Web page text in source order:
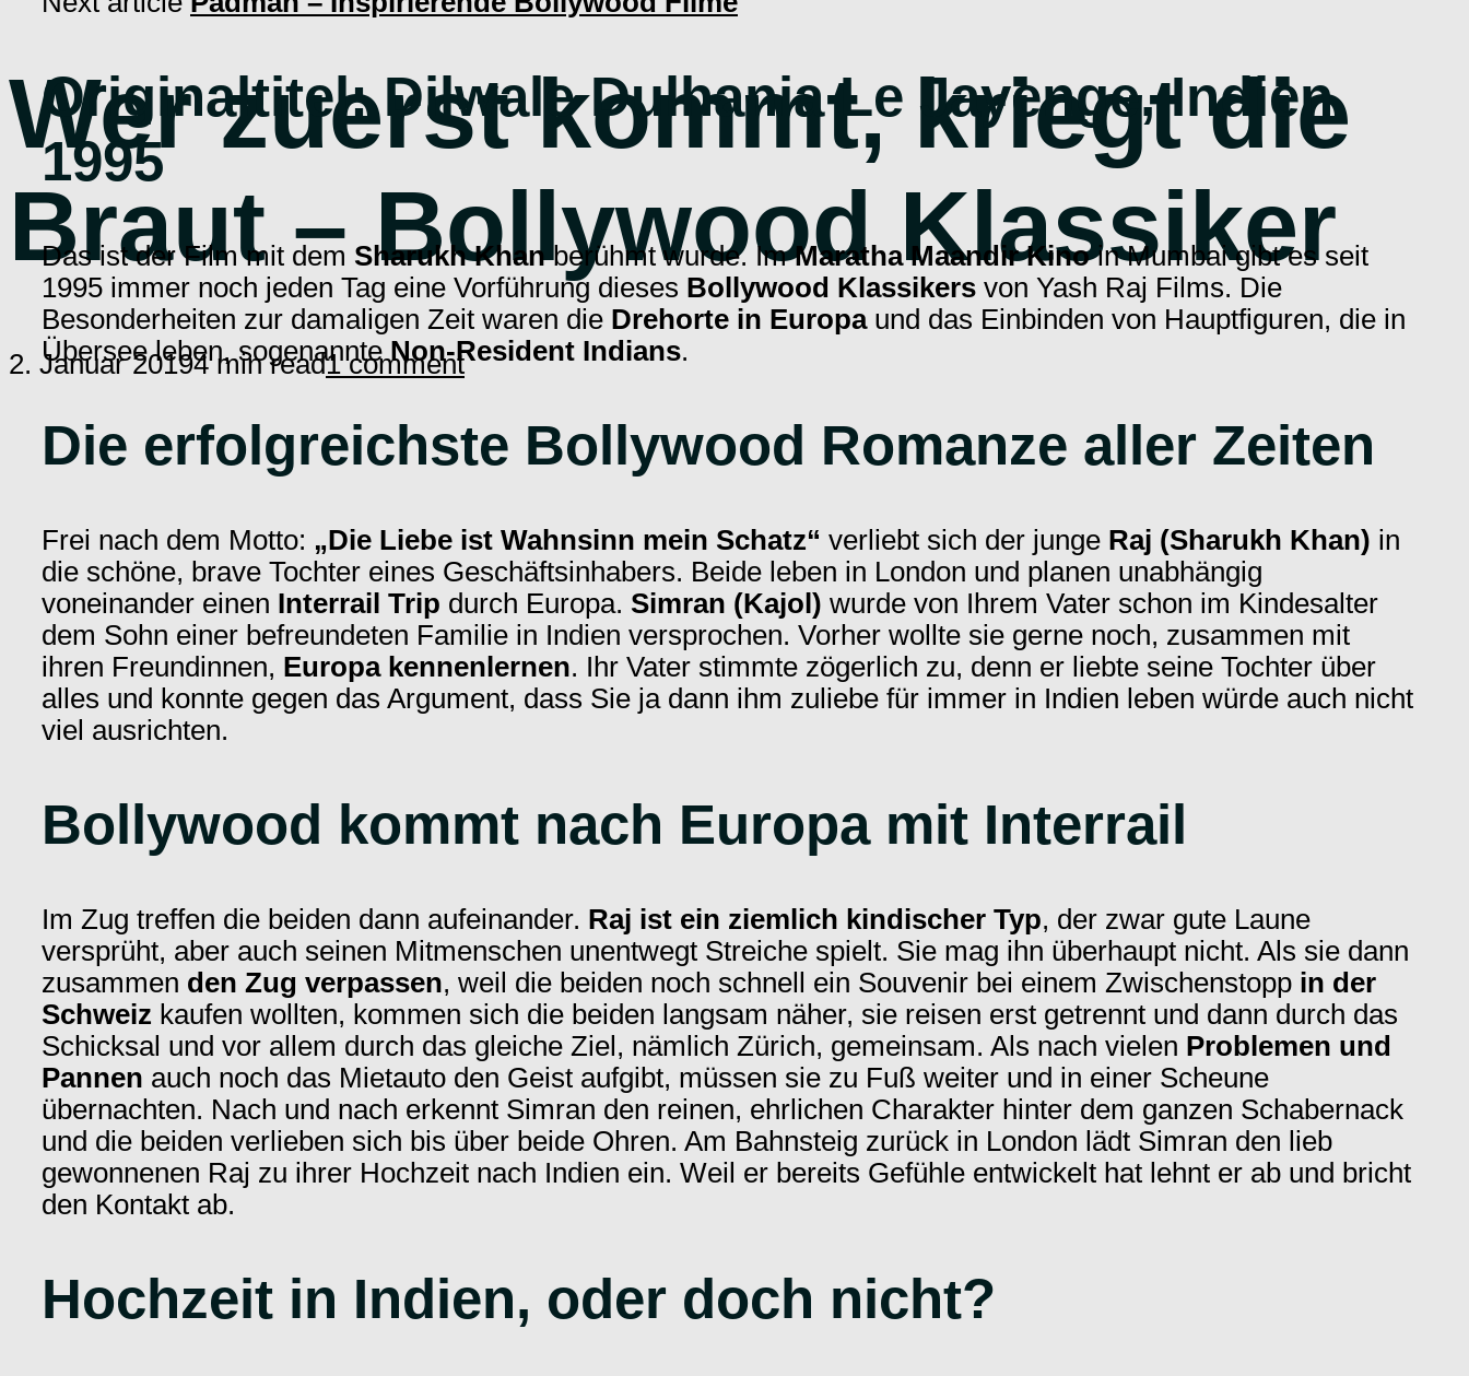
Wer zuerst kommt, kriegt die
Braut – Bollywood Klassiker
2. Januar 20194 min read1 comment
Originaltitel: Dilwale Dulhania Le Jayenge, Indien
1995
Das ist der Film mit dem Sharukh Khanberühmt wurde. ImMaratha Maandir Kinoin Mumbai gibt es seit
1995 immer noch jeden Tag eine Vorführung dieses Bollywood Klassikers von Yash Raj Films. Die
Besonderheiten zur damaligen Zeit waren die Drehorte in Europaund das Einbinden von Hauptfiguren, die in
Übersee leben, sogenannteNon-Resident Indians.
Die erfolgreichste Bollywood Romanze aller Zeiten
Frei nach dem Motto: „Die Liebe ist Wahnsinn mein Schatz“ verliebt sich der junge Raj (Sharukh Khan) in
die schöne, brave Tochter eines Geschäftsinhabers. Beide leben in London und planen unabhängig
voneinander einen Interrail Trip durch Europa. Simran (Kajol) wurde von Ihrem Vater schon im Kindesalter
dem Sohn einer befreundeten Familie in Indien versprochen. Vorher wollte sie gerne noch, zusammen mit
ihren Freundinnen, Europa kennenlernen. Ihr Vater stimmte zögerlich zu, denn er liebte seine Tochter über
alles und konnte gegen das Argument, dass Sie ja dann ihm zuliebe für immer in Indien leben würde auch nicht
viel ausrichten.
Bollywood kommt nach Europa mit Interrail
Im Zug treffen die beiden dann aufeinander. Raj ist ein ziemlich kindischer Typ, der zwar gute Laune
versprüht, aber auch seinen Mitmenschen unentwegt Streiche spielt. Sie mag ihn überhaupt nicht. Als sie dann
zusammen den Zug verpassen, weil die beiden noch schnell ein Souvenir bei einem Zwischenstopp in der
Schweiz kaufen wollten, kommen sich die beiden langsam näher, sie reisen erst getrennt und dann durch das
Schicksal und vor allem durch das gleiche Ziel, nämlich Zürich, gemeinsam. Als nach vielen Problemen und
Pannen auch noch das Mietauto den Geist aufgibt, müssen sie zu Fuß weiter und in einer Scheune
übernachten. Nach und nach erkennt Simran den reinen, ehrlichen Charakter hinter dem ganzen Schabernack
und die beiden verlieben sich bis über beide Ohren. Am Bahnsteig zurück in London lädt Simran den lieb
gewonnenen Raj zu ihrer Hochzeit nach Indien ein. Weil er bereits Gefühle entwickelt hat lehnt er ab und bricht
den Kontakt ab.
Hochzeit in Indien, oder doch nicht?